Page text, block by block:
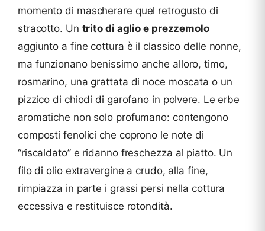
momento di mascherare quel retrogusto di
stracotto. Un trito di aglio e prezzemolo
aggiunto a fine cottura è il classico delle nonne,
ma funzionano benissimo anche alloro, timo,
rosmarino, una grattata di noce moscata o un
pizzico di chiodi di garofano in polvere. Le erbe
aromatiche non solo profumano: contengono
composti fenolici che coprono le note di
“riscaldato” e ridanno freschezza al piatto. Un
filo di olio extravergine a crudo, alla fine,
rimpiazza in parte i grassi persi nella cottura
eccessiva e restituisce rotondità.